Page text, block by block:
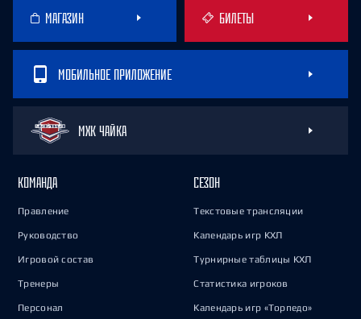
МАГАЗИН БИЛЕТЫ
МОБИЛЬНОЕ ПРИЛОЖЕНИЕ
МХК ЧАЙКА
КОМАНДА
Правление
Руководство
Игровой состав
Тренеры
Персонал
СЕЗОН
Текстовые трансляции
Календарь игр КХЛ
Турнирные таблицы КХЛ
Статистика игроков
Календарь игр «Торпедо»